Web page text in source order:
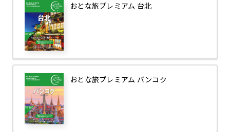
おとな旅プレミアム 台北
おとな旅プレミアム バンコク